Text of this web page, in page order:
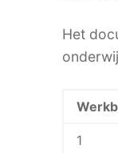
Het
1